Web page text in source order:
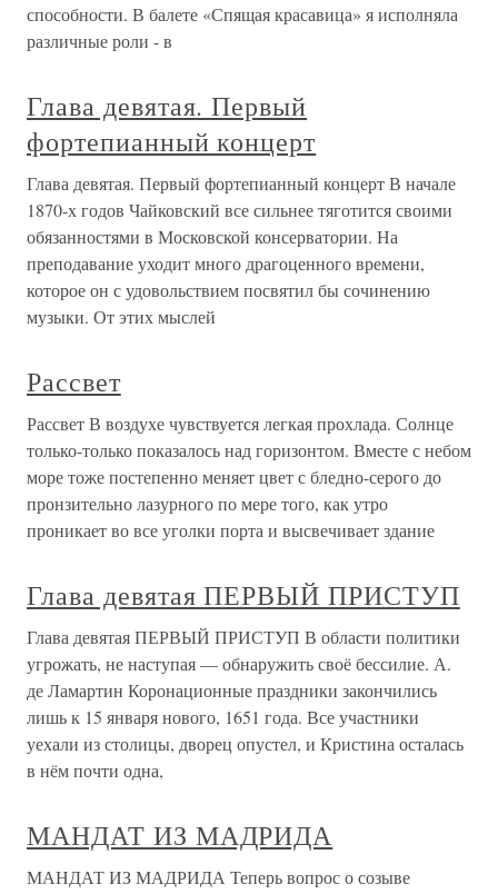
способности. В балете «Спящая красавица» я исполняла
различные роли - в
Глава девятая. Первый
фортепианный концерт
Глава девятая. Первый фортепианный концерт В начале
1870-х годов Чайковский все сильнее тяготится своими
обязанностями в Московской консерватории. На
преподавание уходит много драгоценного времени,
которое он с удовольствием посвятил бы сочинению
музыки. От этих мыслей
Рассвет
Рассвет В воздухе чувствуется легкая прохлада. Солнце
только-только показалось над горизонтом. Вместе с небом
море тоже постепенно меняет цвет с бледно-серого до
пронзительно лазурного по мере того, как утро
проникает во все уголки порта и высвечивает здание
Глава девятая ПЕРВЫЙ ПРИСТУП
Глава девятая ПЕРВЫЙ ПРИСТУП В области политики
угрожать, не наступая — обнаружить своё бессилие. А.
де Ламартин Коронационные праздники закончились
лишь к 15 января нового, 1651 года. Все участники
уехали из столицы, дворец опустел, и Кристина осталась
в нём почти одна,
МАНДАТ ИЗ МАДРИДА
МАНДАТ ИЗ МАДРИДА Теперь вопрос о созыве